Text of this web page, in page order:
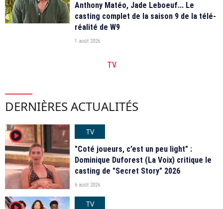
Anthony Matéo, Jade Leboeuf... Le
casting complet de la saison 9 de la télé-
réalité de W9
1 août 2026
TV
DERNIÈRES ACTUALITÉS
player2
TV
"Coté joueurs, c’est un peu light" :
Dominique Duforest (La Voix) critique le
casting de "Secret Story" 2026
6 août 2026
TV